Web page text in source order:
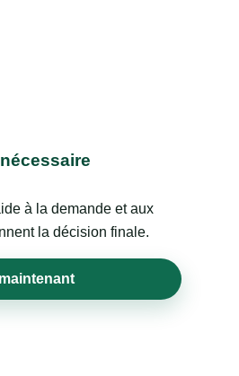
à la demande et aux
la décision finale.